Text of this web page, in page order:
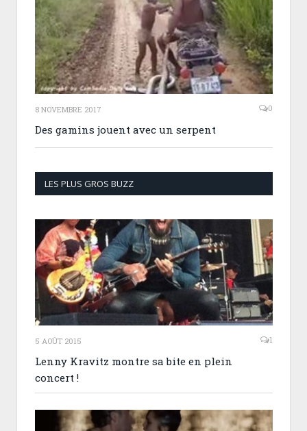
8 NOVEMBRE 2017 0
Des gamins jouent avec un serpent
LES PLUS GROS BUZZ
5 AOÛT 2015 1
Lenny Kravitz montre sa bite en plein
concert !